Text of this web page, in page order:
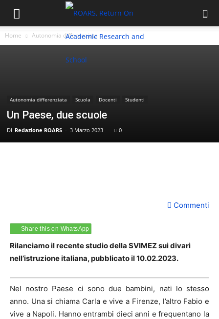
Home Autonomia differenziata
Autonomia differenziata Scuola Docenti Studenti
Un Paese, due scuole
Di Redazione ROARS - 3 Marzo 2023 0
Commenti
Share this on WhatsApp
Rilanciamo il recente studio della SVIMEZ sui divari
nell’istruzione italiana, pubblicato il 10.02.2023.
Nel nostro Paese ci sono due bambini, nati lo stesso
anno. Una si chiama Carla e vive a Firenze, l’altro Fabio e
vive a Napoli. Hanno entrambi dieci anni e frequentano la